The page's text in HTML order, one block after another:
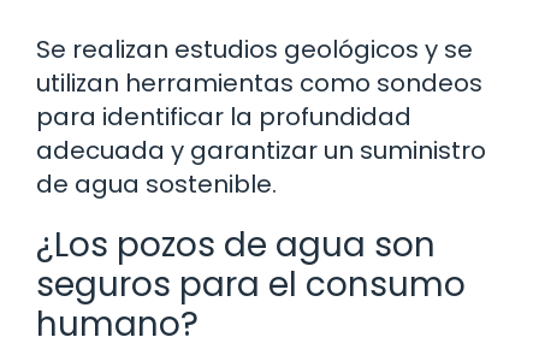
Se realizan estudios geológicos y se
utilizan herramientas como sondeos
para identificar la profundidad
adecuada y garantizar un suministro
de agua sostenible.
¿Los pozos de agua son
seguros para el consumo
humano?